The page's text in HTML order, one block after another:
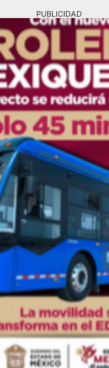
PUBLICIDAD